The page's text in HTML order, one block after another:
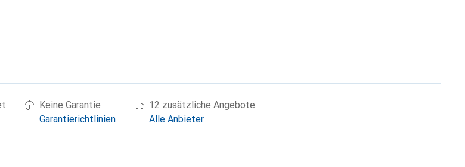
Keine Garantie
Garantierichtlinien
12 zusätzliche Angebote
Alle Anbieter